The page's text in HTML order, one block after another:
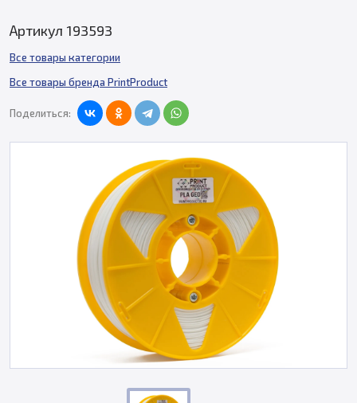
Артикул 193593
Все товары категории
Все товары бренда PrintProduct
Поделиться: